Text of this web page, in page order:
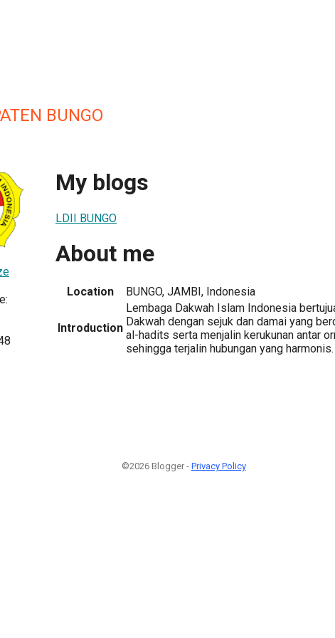
BUNGO
My blogs
LDII BUNGO
About me
Location BUNGO, JAMBI, Indonesia
Introduction
Lembaga Dakwah Islam Indonesia
Dakwah dengan sejuk dan damai yang
al-hadits serta menjalin kerukunan antar
sehingga terjalin hubungan yang harmonis.
©2026 Blogger - Privacy Policy